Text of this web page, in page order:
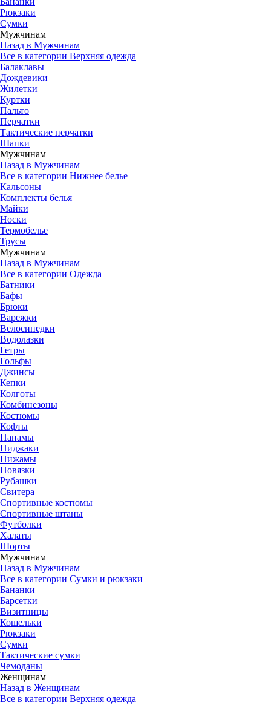
Рюкзаки
Сумки
Мужчинам
Назад в Мужчинам
Все в категории Верхняя одежда
Балаклавы
Дождевики
Жилетки
Куртки
Пальто
Перчатки
Тактические перчатки
Шапки
Мужчинам
Назад в Мужчинам
Все в категории Нижнее белье
Кальсоны
Комплекты белья
Майки
Носки
Термобелье
Трусы
Мужчинам
Назад в Мужчинам
Все в категории Одежда
Батники
Бафы
Брюки
Варежки
Велосипедки
Водолазки
Гетры
Гольфы
Джинсы
Кепки
Колготы
Комбинезоны
Костюмы
Кофты
Панамы
Пиджаки
Пижамы
Повязки
Рубашки
Свитера
Спортивные костюмы
Спортивные штаны
Футболки
Халаты
Шорты
Мужчинам
Назад в Мужчинам
Все в категории Сумки и рюкзаки
Бананки
Барсетки
Визитницы
Кошельки
Рюкзаки
Сумки
Тактические сумки
Чемоданы
Женщинам
Назад в Женщинам
Все в категории Верхняя одежда